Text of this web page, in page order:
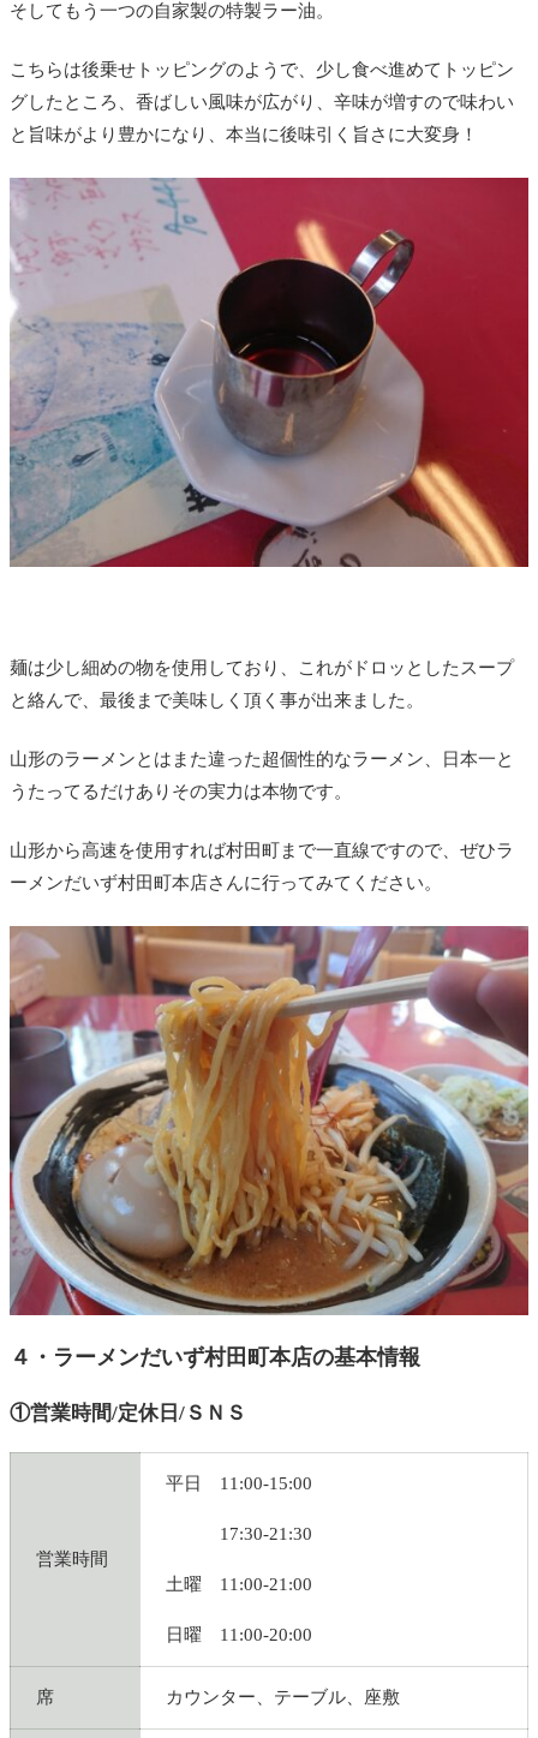
そしてもう一つの自家製の特製ラー油。
こちらは後乗せトッピングのようで、少し食べ進めてトッピン
グしたところ、香ばしい風味が広がり、辛味が増すので味わい
と旨味がより豊かになり、本当に後味引く旨さに大変身！
麺は少し細めの物を使用しており、これがドロッとしたスープ
と絡んで、最後まで美味しく頂く事が出来ました。
山形のラーメンとはまた違った超個性的なラーメン、日本一と
うたってるだけありその実力は本物です。
山形から高速を使用すれば村田町まで一直線ですので、ぜひラ
ーメンだいず村田町本店さんに行ってみてください。
４・ラーメンだいず村田町本店の基本情報
①営業時間/定休日/ＳＮＳ
営業時間
平日 11:00-15:00
17:30-21:30
土曜 11:00-21:00
日曜 11:00-20:00
席 カウンター、テーブル、座敷